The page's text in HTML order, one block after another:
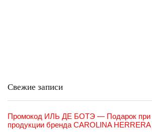
Свежие записи
Промокод ИЛЬ ДЕ БОТЭ — Подарок при
продукции бренда CAROLINA HERRERA